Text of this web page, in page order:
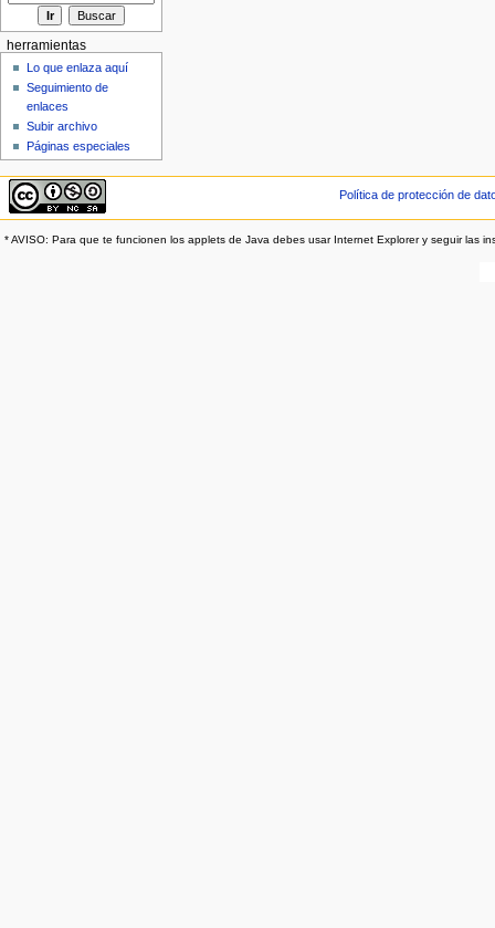
herramientas
Lo que enlaza aquí
Seguimiento de
enlaces
Subir archivo
Páginas especiales
Política de protección de
* AVISO: Para que te funcionen los applets de Java debes usar Internet Explorer y seguir las